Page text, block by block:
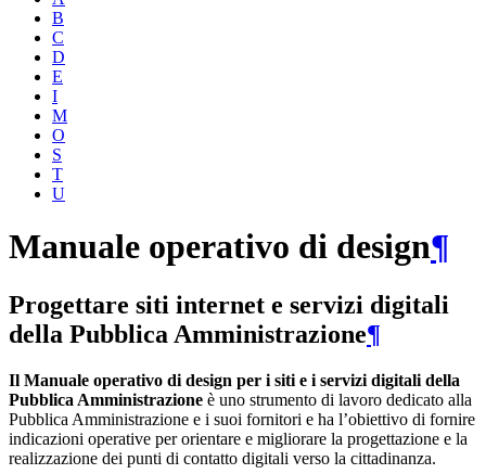
B
C
D
E
I
M
O
S
T
U
Manuale operativo di design¶
Progettare siti internet e servizi digitali
della Pubblica Amministrazione¶
Il Manuale operativo di design per i siti e i servizi digitali della
Pubblica Amministrazione è uno strumento di lavoro dedicato alla
Pubblica Amministrazione e i suoi fornitori e ha l’obiettivo di fornire
indicazioni operative per orientare e migliorare la progettazione e la
realizzazione dei punti di contatto digitali verso la cittadinanza.